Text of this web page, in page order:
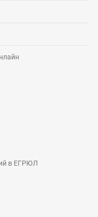
в ЕГРЮЛ